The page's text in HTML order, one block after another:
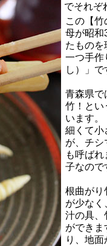
でそれぞ
この【
母が昭和
たものを
一つ手作
し）」で
青森県で
竹！とい
います。
細くて小
が、チシ
も呼ば
子なので
根曲がり
が少なく
汁の具、
ができま
り、地